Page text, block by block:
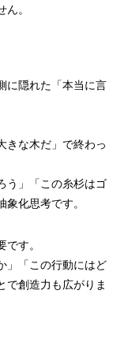
。
に隠れた「本当に言
きな木だ」で終わっ
う」「この糸杉はゴ
化思考です。
す。
」「この行動にはど
で創造力も広がりま